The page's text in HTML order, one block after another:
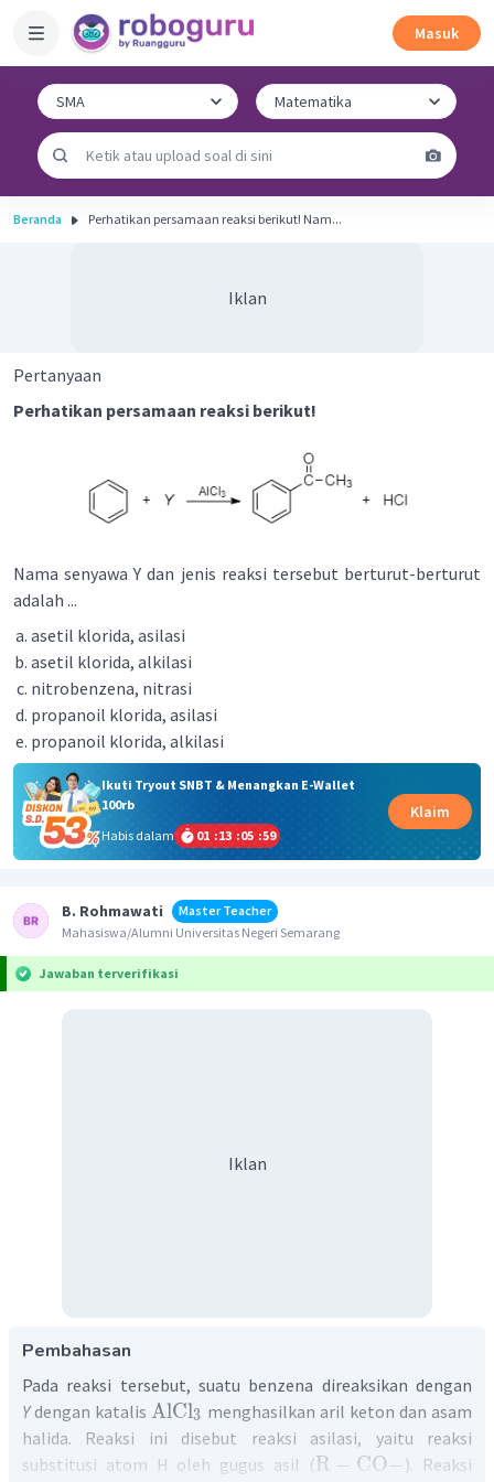
Masuk
Beranda Perhatikan persamaan reaksi berikut! Nam...
Iklan
Pertanyaan
Perhatikan persamaan reaksi berikut!
Nama senyawa Y dan jenis reaksi tersebut berturut-berturut
adalah ...
asetil klorida, asilasi
asetil klorida, alkilasi
nitrobenzena, nitrasi
propanoil klorida, asilasi
propanoil klorida, alkilasi
Ikuti Tryout SNBT & Menangkan E-Wallet
100rb
Habis dalam
01 :13 :05 :59
Klaim
B. Rohmawati
Master Teacher
Mahasiswa/Alumni Universitas Negeri Semarang
Jawaban terverifikasi
Iklan
Pembahasan
Pada reaksi tersebut, suatu benzena direaksikan dengan
Ydengan katalis AlCl3 menghasilkan aril keton dan asam
halida. Reaksi ini disebut reaksi asilasi, yaitu reaksi
substitusi atom H oleh gugus asil (R − CO−). Reaksi